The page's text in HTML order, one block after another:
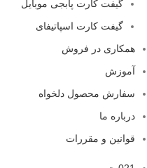
گیفت کارت پابجی موبایل
گیفت کارت اسپاتیفای
همکاری در فروش
آموزش
سفارش محصول دلخواه
درباره ما
قوانین و مقررات